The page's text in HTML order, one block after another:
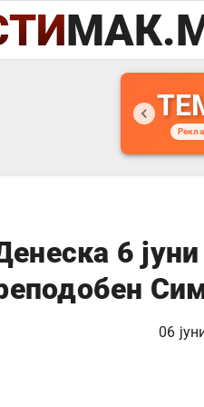
6
06